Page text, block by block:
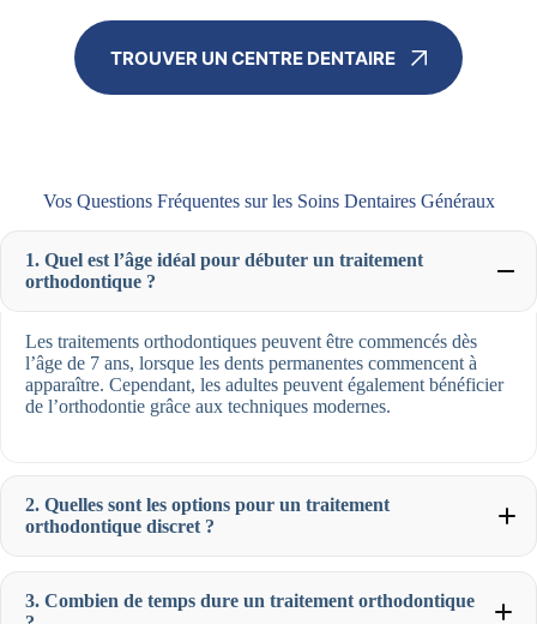
TROUVER UN CENTRE DENTAIRE
Vos Questions Fréquentes sur les Soins Dentaires Généraux
1. Quel est l’âge idéal pour débuter un traitement
orthodontique ?
Les traitements orthodontiques peuvent être commencés dès
l’âge de 7 ans, lorsque les dents permanentes commencent à
apparaître. Cependant, les adultes peuvent également bénéficier
de l’orthodontie grâce aux techniques modernes.
2. Quelles sont les options pour un traitement
orthodontique discret ?
3. Combien de temps dure un traitement orthodontique